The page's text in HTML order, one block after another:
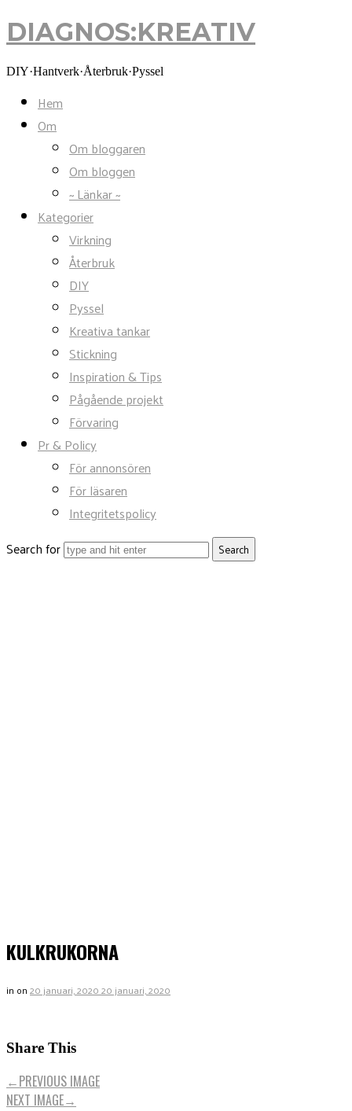
DIAGNOS:KREATIV
DIAGNOS:KREATIV
DIY·Hantverk·Återbruk·Pyssel
Hem
Om
Om bloggaren
Om bloggen
~ Länkar ~
Kategorier
Virkning
Återbruk
DIY
Pyssel
Kreativa tankar
Stickning
Inspiration & Tips
Pågående projekt
Förvaring
Pr & Policy
För annonsören
För läsaren
Integritetspolicy
Search for
KULKRUKORNA
in on20 januari, 202020 januari, 2020
Share This
←PREVIOUS IMAGE
NEXT IMAGE→